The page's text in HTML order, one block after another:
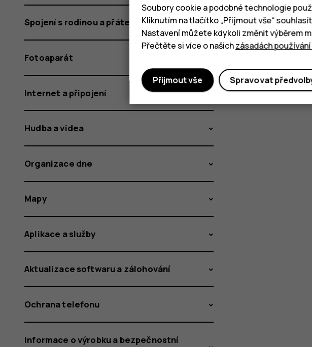
Pomohlo
Ano
Spojení s rodinou a přáteli
Fotoaparát
Internet a připojení
Hudba a videa
Organizace dne
Mapy
Aplikace a služby
Aktualizace softwaru a zálohování
Ochrana telefonu
Informace o výrobku a bezpečnostní
Soubory cookie a podobné technologie
Kliknutím na tlačítko „Přijmout vše“
Nastavení můžete kdykoli změnit výběrem
Přečtěte si více o našichzásadách
Spravovat
Přijmout vše